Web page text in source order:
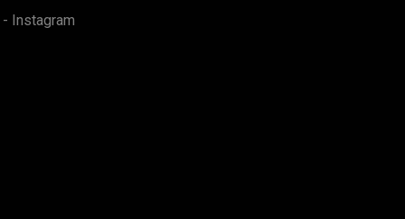
Instagram